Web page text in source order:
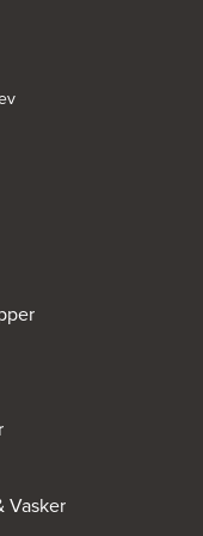
A/S
AS
47
8
Vasker